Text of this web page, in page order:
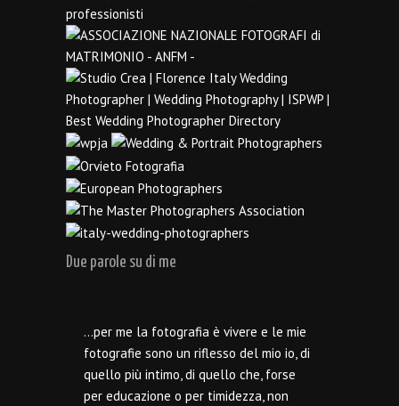
Due parole su di me
…per me la fotografia è vivere e le mie
fotografie sono un riflesso del mio io, di
quello più intimo, di quello che, forse
per educazione o per timidezza, non